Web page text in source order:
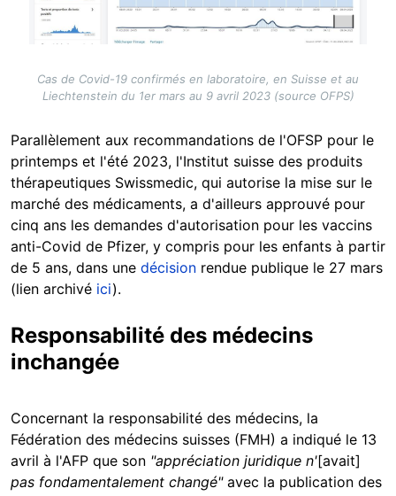
Cas de Covid-19 confirmés en laboratoire, en Suisse et au
Liechtenstein du 1er mars au 9 avril 2023 (source OFPS)
Parallèlement aux recommandations de l'OFSP pour le
printemps et l'été 2023, l'Institut suisse des produits
thérapeutiques Swissmedic, qui autorise la mise sur le
marché des médicaments, a d'ailleurs approuvé pour
cinq ans les demandes d'autorisation pour les vaccins
anti-Covid de Pfizer, y compris pour les enfants à partir
de 5 ans, dans une décision rendue publique le 27 mars
(lien archivé ici).
Responsabilité des médecins
inchangée
Concernant la responsabilité des médecins, la
Fédération des médecins suisses (FMH) a indiqué le 13
avril à l'AFP que son "appréciation juridique n'[avait]
pas fondamentalement changé"avec la publication des